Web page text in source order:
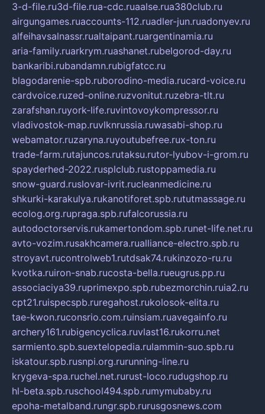
3-d-file.ru3d-file.rua-cdc.ruaalse.rua380club.ru
airgungames.ruaccounts-112.ruadler-jun.ruadonyev.ru
alfeihavsalnassr.rualtaipant.ruargentinamia.ru
aria-family.ruarkrym.ruashanet.rubelgorod-day.ru
bankaribi.rubandamn.rubigfatcc.ru
blagodarenie-spb.ruborodino-media.rucard-voice.ru
cardvoice.ruzed-online.ruzvonitut.ruzebra-tlt.ru
zarafshan.ruyork-life.ruvintovoykompressor.ru
vladivostok-map.ruvlknrussia.ruwasabi-shop.ru
webamator.ruzaryna.ruyoutubefree.rux-ton.ru
trade-farm.rutajuncos.rutaksu.rutor-lyubov-i-grom.ru
spayderhed-2022.rusplclub.rustoppamedia.ru
snow-guard.ruslovar-ivrit.rucleanmedicine.ru
shkurki-karakulya.rukanotiforet.spb.rututmassage.ru
ecolog.org.rupraga.spb.rufalcorussia.ru
autodoctorservis.rukamertondom.spb.runet-life.net.ru
avto-vozim.rusakhcamera.rualliance-electro.spb.ru
stroyavt.rucontrolweb1.rutdsak74.rukinzozo-ru.ru
kvotka.ruiron-snab.rucosta-bella.rueugrus.pp.ru
associaciya39.ruprimexpo.spb.rubezmorchin.ruia2.ru
cpt21.ruispecspb.ruregahost.rukolosok-elita.ru
tae-kwon.ruconsrio.com.ruinsiam.ruavegainfo.ru
archery161.rubigencyclica.ruvlast16.rukorru.net
sarmiento.spb.suextelopedia.rulammin-suo.spb.ru
iskatour.spb.rusnpi.org.rurunning-line.ru
krygeva-spa.ruchel.net.rurust-loco.rudugshop.ru
hl-beta.spb.ruschool494.spb.rumymubaby.ru
epoha-metalband.rungr.spb.rurusgosnews.com